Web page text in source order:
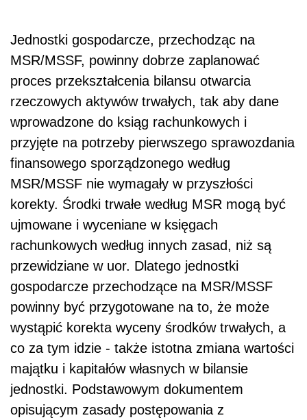
Jednostki gospodarcze, przechodząc na
MSR/MSSF, powinny dobrze zaplanować
proces przekształcenia bilansu otwarcia
rzeczowych aktywów trwałych, tak aby dane
wprowadzone do ksiąg rachunkowych i
przyjęte na potrzeby pierwszego sprawozdania
finansowego sporządzonego według
MSR/MSSF nie wymagały w przyszłości
korekty. Środki trwałe według MSR mogą być
ujmowane i wyceniane w księgach
rachunkowych według innych zasad, niż są
przewidziane w uor. Dlatego jednostki
gospodarcze przechodzące na MSR/MSSF
powinny być przygotowane na to, że może
wystąpić korekta wyceny środków trwałych, a
co za tym idzie - także istotna zmiana wartości
majątku i kapitałów własnych w bilansie
jednostki. Podstawowym dokumentem
opisującym zasady postępowania z